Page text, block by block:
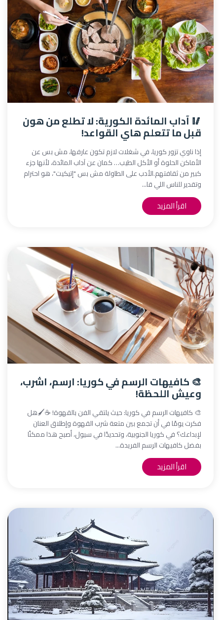
🥢 آداب المائدة الكورية: لا تطلع من هون
قبل ما تتعلم هاي القواعد!
إذا ناوي تزور كوريا، في شغلات لازم تكون عارفها، مش بس عن
الأماكن الحلوة أو الأكل الطيب… كمان عن آداب المائدة، لأنها جزء
كبير من ثقافتهم.الأدب على الطاولة مش بس "إتيكيت"، هو احترام
وتقدير للناس اللي قا...
اقرأ المزيد
🎨 كافيهات الرسم في كوريا: ارسم، اشرب،
وعيش اللحظة!
🎨 كافيهات الرسم في كوريا: حيث يلتقي الفن بالقهوة! ☕🖌️هل
فكرت يومًا في أن تجمع بين متعة شرب القهوة وإطلاق العنان
لإبداعك؟ في كوريا الجنوبية، وتحديدًا في سيول، أصبح هذا ممكنًا
بفضل كافيهات الرسم الفريدة...
اقرأ المزيد